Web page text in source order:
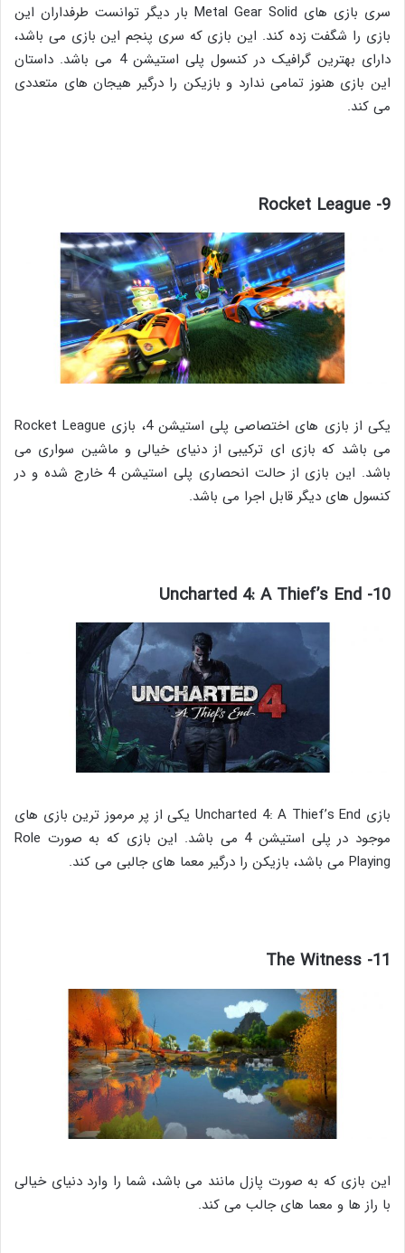
سری بازی های Metal Gear Solid بار دیگر توانست طرفداران این
بازی را شگفت زده کند. این بازی که سری پنجم این بازی می باشد،
دارای بهترین گرافیک در کنسول پلی استیشن 4 می باشد. داستان
این بازی هنوز تمامی ندارد و بازیکن را درگیر هیجان های متعددی
می کند.
9- Rocket League
یکی از بازی های اختصاصی پلی استیشن 4، بازی Rocket League
می باشد که بازی ای ترکیبی از دنیای خیالی و ماشین سواری می
باشد. این بازی از حالت انحصاری پلی استیشن 4 خارج شده و در
کنسول های دیگر قابل اجرا می باشد.
10- Uncharted 4: A Thief’s End
بازی Uncharted 4: A Thief’s End یکی از پر مرموز ترین بازی های
موجود در پلی استیشن 4 می باشد. این بازی که به صورت Role
Playing می باشد، بازیکن را درگیر معما های جالبی می کند.
11- The Witness
این بازی که به صورت پازل مانند می باشد، شما را وارد دنیای خیالی
با راز ها و معما های جالب می کند.